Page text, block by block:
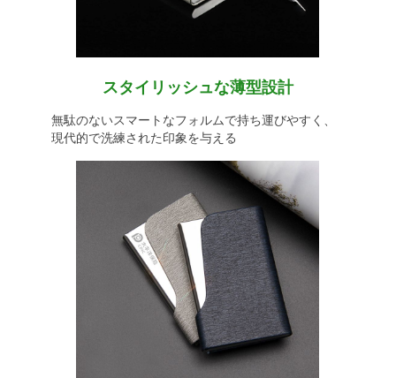
スタイリッシュな薄型設計
無駄のないスマートなフォルムで持ち運びやすく、
現代的で洗練された印象を与える